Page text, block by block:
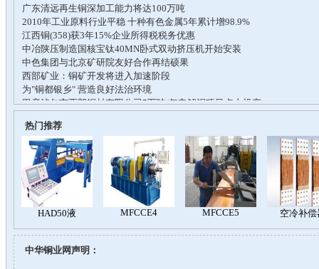
热门推荐
中华铜业网声明：